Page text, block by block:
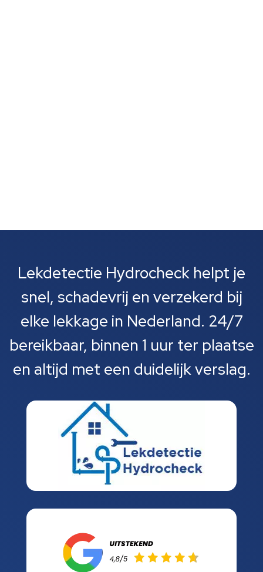
Lekdetectie Hydrocheck helpt je
snel, schadevrij en verzekerd bij
elke lekkage in Nederland. 24/7
bereikbaar, binnen 1 uur ter plaatse
en altijd met een duidelijk verslag.